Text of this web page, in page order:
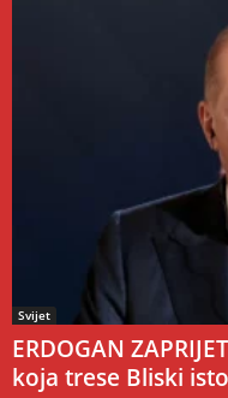
Svijet
ERDOGAN
koja trese Bliski